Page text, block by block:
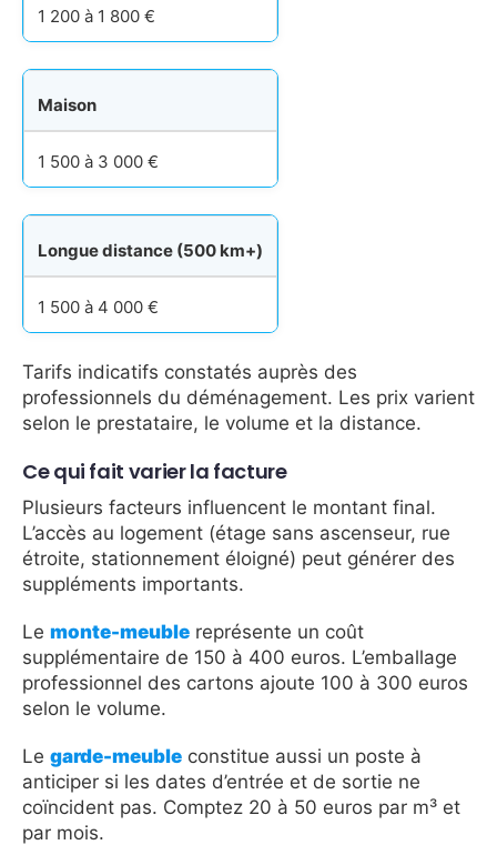
1 200 à 1 800 €
Maison
1 500 à 3 000 €
Longue distance (500 km+)
1 500 à 4 000 €
Tarifs indicatifs constatés auprès des
professionnels du déménagement. Les prix varient
selon le prestataire, le volume et la distance.
Ce qui fait varier la facture
Plusieurs facteurs influencent le montant final.
L’accès au logement (étage sans ascenseur, rue
étroite, stationnement éloigné) peut générer des
suppléments importants.
Le monte-meuble représente un coût
supplémentaire de 150 à 400 euros. L’emballage
professionnel des cartons ajoute 100 à 300 euros
selon le volume.
Le garde-meuble constitue aussi un poste à
anticiper si les dates d’entrée et de sortie ne
coïncident pas. Comptez 20 à 50 euros par m³ et
par mois.